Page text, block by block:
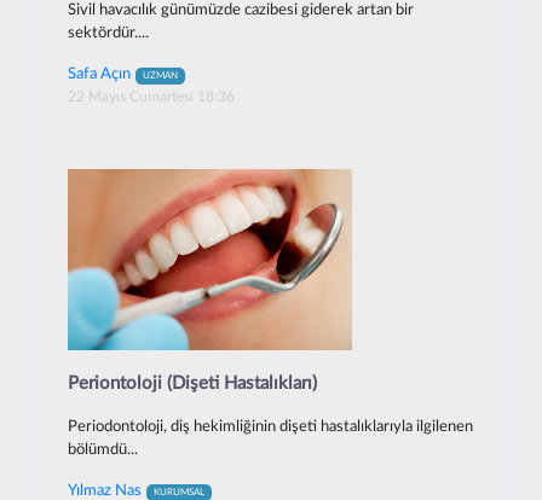
Sivil havacılık günümüzde cazibesi giderek artan bir
sektördür....
Safa Açın UZMAN
22 Mayıs Cumartesi 18:36
Periontoloji (Dişeti Hastalıkları)
Periodontoloji, diş hekimliğinin dişeti hastalıklarıyla ilgilenen
bölümdü...
Yılmaz Nas KURUMSAL